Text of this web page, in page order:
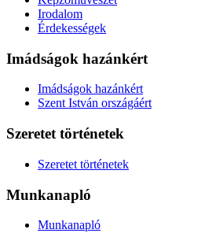
Irodalom
Érdekességek
Imádságok hazánkért
Imádságok hazánkért
Szent István országáért
Szeretet történetek
Szeretet történetek
Munkanapló
Munkanapló